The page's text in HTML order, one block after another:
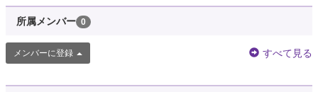
所属メンバー 0
メンバーに登録 すべて見る